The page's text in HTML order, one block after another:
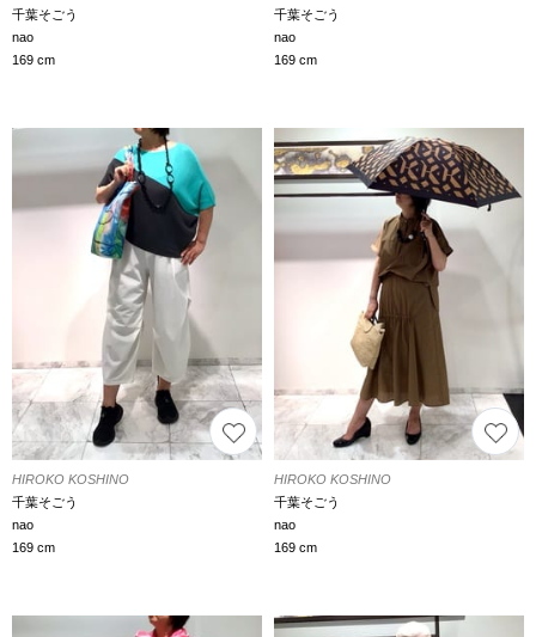
千葉そごう
nao
169 cm
千葉そごう
nao
169 cm
HIROKO KOSHINO
千葉そごう
nao
169 cm
HIROKO KOSHINO
千葉そごう
nao
169 cm